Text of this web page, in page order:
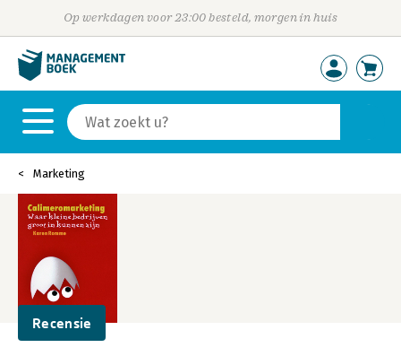
Op werkdagen voor 23:00 besteld, morgen in huis
Marketing
Recensie